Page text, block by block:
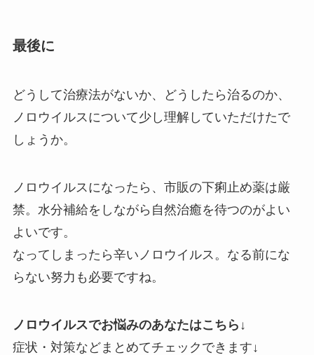
最後に
どうして治療法がないか、どうしたら治るのか、
ノロウイルスについて少し理解していただけたで
しょうか。
ノロウイルスになったら、市販の下痢止め薬は厳
禁。水分補給をしながら自然治癒を待つのがよい
よいです。
なってしまったら辛いノロウイルス。なる前にな
らない努力も必要ですね。
ノロウイルスでお悩みのあなたはこちら ↓
症状・対策などまとめてチェックできます↓